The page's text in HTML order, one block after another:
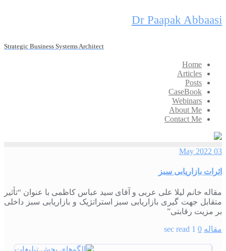
Skip
to
Dr Paapak Abbaasi
Strategic Business Systems Architect
Home
Articles
Posts
CaseBook
Webinars
About Me
Contact Me
03 May 2022
اثرات بازاریابی سبز
مقاله خانم لیلا علی عربی و آقای سید عباس کاظمی با عنوان “تأثیر
متقابل جهت گیری بازاریابی سبز استراتژیک و بازاریابی سبز داخلی
بر مزیت رقابتی”
مقاله 0
1 sec read